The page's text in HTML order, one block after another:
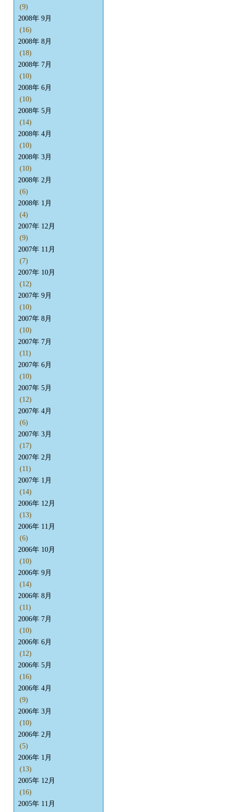
(9)
2008年 9月
(16)
2008年 8月
(18)
2008年 7月
(10)
2008年 6月
(10)
2008年 5月
(14)
2008年 4月
(10)
2008年 3月
(10)
2008年 2月
(6)
2008年 1月
(4)
2007年 12月
(9)
2007年 11月
(7)
2007年 10月
(12)
2007年 9月
(10)
2007年 8月
(10)
2007年 7月
(11)
2007年 6月
(10)
2007年 5月
(12)
2007年 4月
(6)
2007年 3月
(17)
2007年 2月
(11)
2007年 1月
(14)
2006年 12月
(13)
2006年 11月
(6)
2006年 10月
(10)
2006年 9月
(14)
2006年 8月
(11)
2006年 7月
(10)
2006年 6月
(12)
2006年 5月
(16)
2006年 4月
(9)
2006年 3月
(10)
2006年 2月
(5)
2006年 1月
(13)
2005年 12月
(16)
2005年 11月